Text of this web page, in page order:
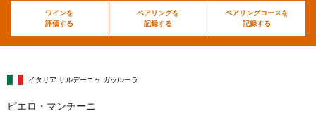
ワインを
評価する
ペアリングを
記録する
ペアリングコースを
記録する
イタリア サルデーニャ ガッルーラ
ピエロ・マンチーニ